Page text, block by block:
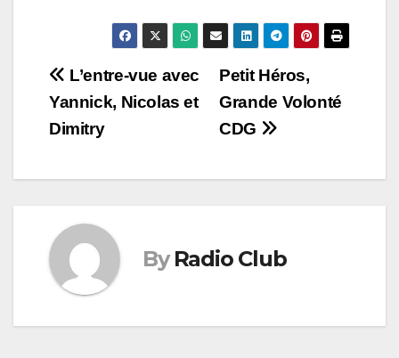
Navigation
de
Petit Héros,
Grande Volonté
CDG
L’entre-vue avec
Yannick, Nicolas et
Dimitry
By Radio Club